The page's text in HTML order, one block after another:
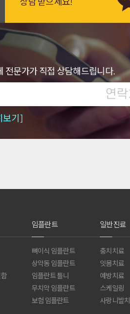
전문가가 직접 상담해드립니다.
보기]
임플란트
뼈이식 임플란트
상악동 임플란트
임플란트 틀니
무치악 임플란트
보험 임플란트
일반진료
충치치료
잇몸치료
예방치료
스케일링
사랑니발치